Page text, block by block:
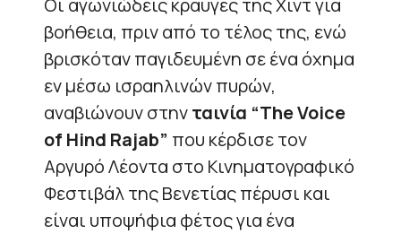
Οι αγωνιώδεις κραυγές της Χιντ για
βοήθεια, πριν από το τέλος της, ενώ
βρισκόταν παγιδευμένη σε ένα όχημα
εν μέσω ισραηλινών πυρών,
αναβιώνουν στηνταινία “The Voice
of Hind Rajab” που κέρδισε τον
Αργυρό Λέοντα στο Κινηματογραφικό
Φεστιβάλ της Βενετίας πέρυσι και
είναι υποψήφια φέτος για ένα